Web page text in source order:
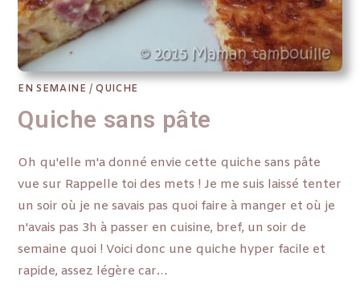
EN SEMAINE /QUICHE
Quiche sans pâte
Oh qu'elle m'a donné envie cette quiche sans pâte
vue sur Rappelle toi des mets ! Je me suis laissé tenter
un soir où je ne savais pas quoi faire à manger et où je
n'avais pas 3h à passer en cuisine, bref, un soir de
semaine quoi ! Voici donc une quiche hyper facile et
rapide, assez légère car…